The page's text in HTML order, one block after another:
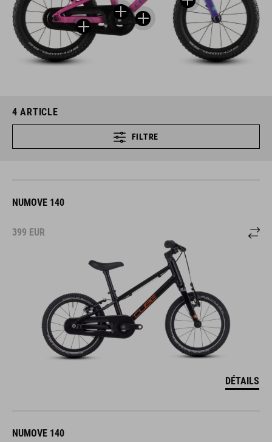
4 ARTICLE
FILTRE
NUMOVE 140
399 EUR
DÉTAILS
NUMOVE 140